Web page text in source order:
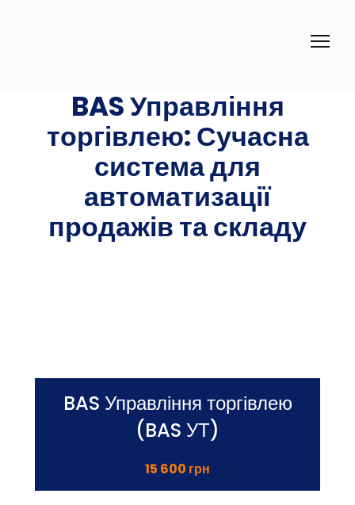
BAS Управління
торгівлею: Сучасна
система для
автоматизації
продажів та складу
BAS Управління торгівлею
(BAS УТ)
15 600 грн